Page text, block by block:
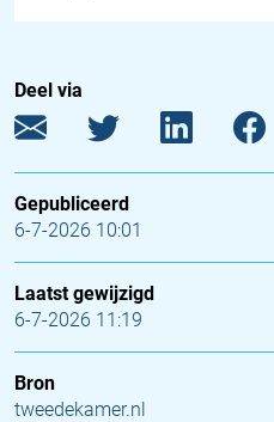
Deel via
Gepubliceerd
6-7-2026 10:01
Laatst gewijzigd
6-7-2026 11:19
Bron
tweedekamer.nl